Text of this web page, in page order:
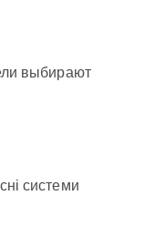
выбирают
системи